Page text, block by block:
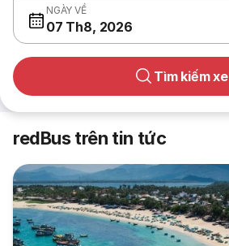
NGÀY VỀ
07 Th8, 2026
Tìm kiếm xe
redBus trên tin tức